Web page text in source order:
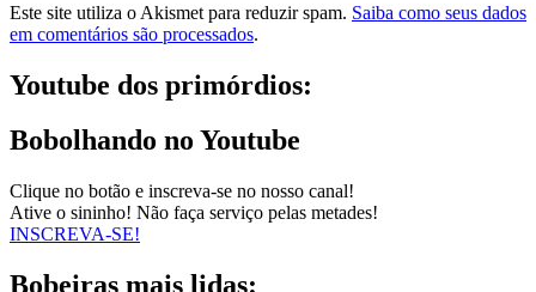
Este site utiliza o Akismet para reduzir spam. Saiba como seus dados
em comentários são processados.
Youtube dos primórdios:
Bobolhando no Youtube
Clique no botão e inscreva-se no nosso canal!
Ative o sininho! Não faça serviço pelas metades!
INSCREVA-SE!
Bobeiras mais lidas: